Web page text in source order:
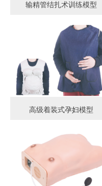
输精管结扎术训练模型
高级着装式孕妇模型